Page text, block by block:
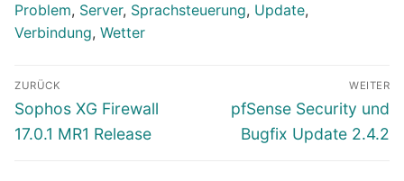
Problem, Server, Sprachsteuerung, Update,
Verbindung, Wetter
Beitragsnavigation
ZURÜCK
Vorheriger
Beitrag:
Sophos XG Firewall
17.0.1 MR1 Release
WEITER
Nächster
Beitrag:
pfSense Security und
Bugfix Update 2.4.2